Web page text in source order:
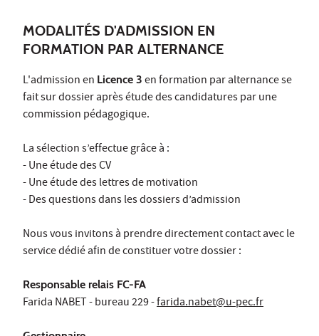
MODALITÉS D'ADMISSION EN
FORMATION PAR ALTERNANCE
L'admission en Licence 3 en formation par alternance se
fait sur dossier après étude des candidatures par une
commission pédagogique.
La sélection s’effectue grâce à :
- Une étude des CV
- Une étude des lettres de motivation
- Des questions dans les dossiers d’admission
Nous vous invitons à prendre directement contact avec le
service dédié afin de constituer votre dossier :
Responsable relais FC-FA
Farida NABET - bureau 229 -farida.nabet@u-pec.fr